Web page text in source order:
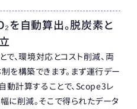
を自動算出。脱炭素と
で、環境対応とコスト削減、両
を構築できます。まず運行デー
動計算することで、Scope3レ
に削減。そこで得られたデータ